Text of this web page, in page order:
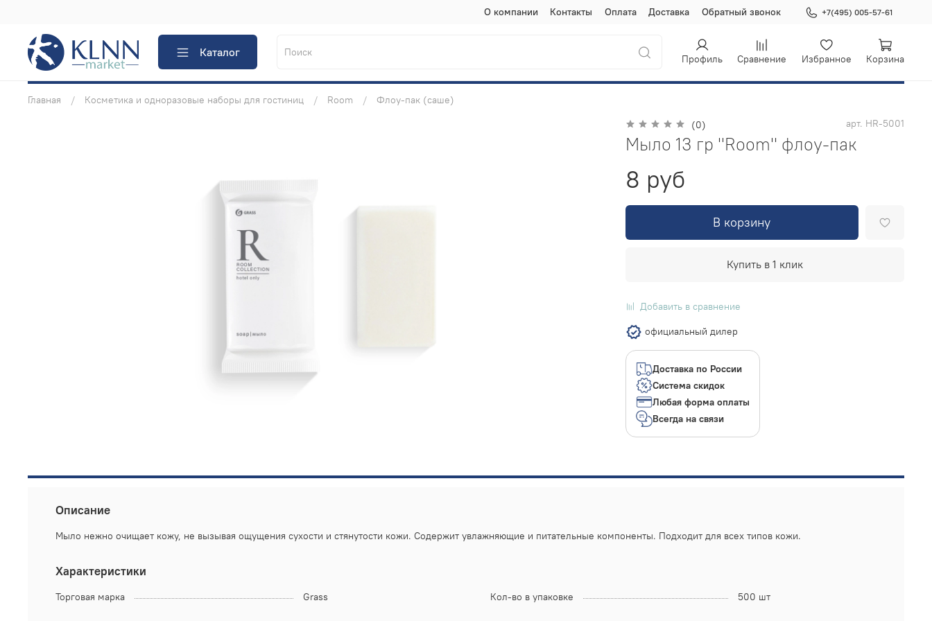
О компании Контакты Оплата Доставка Обратный звонок +7(495) 005-57-61
Каталог
Профиль Сравнение Избранное Корзина
Главная Косметика и одноразовые наборы для гостиниц Room
Флоу-пак (саше)
(0)
арт. HR-5001
Мыло 13 гр "Room" флоу-пак
8 руб
В корзину
Купить в 1 клик
Добавить в сравнение
официальный дилер
Доставка по России
Система скидок
Любая форма оплаты
Всегда на связи
Описание
Мыло нежно очищает кожу, не вызывая ощущения сухости и стянутости кожи. Содержит увлажняющие и питательные компоненты. Подходит для всех типов кожи.
Характеристики
Торговая марка Grass Кол-во в упаковке 500 шт